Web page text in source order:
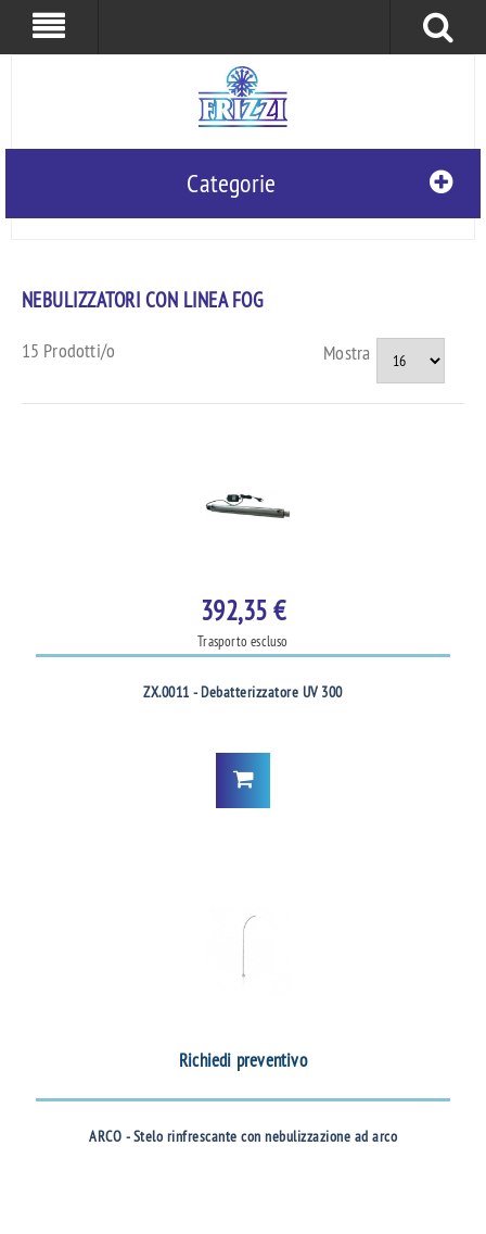
Categorie
NEBULIZZATORI CON LINEA FOG
15 Prodotti/o Mostra
392,35 €
Trasporto escluso
ZX.0011 - Debatterizzatore UV 300
Richiedi preventivo
ARCO - Stelo rinfrescante con nebulizzazione ad arco